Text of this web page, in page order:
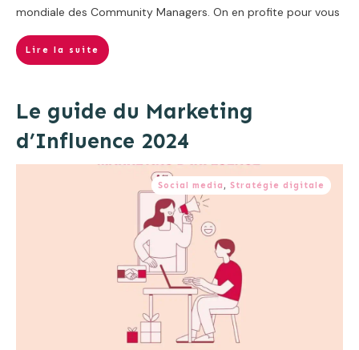
mondiale des Community Managers. On en profite pour vous
Lire la suite
Le guide du Marketing
d’Influence 2024
Social media , Stratégie digitale